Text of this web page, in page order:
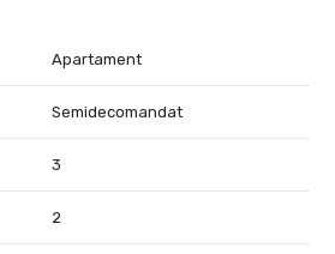
cu living, dining și bucătărie open-space,
mobilată și utilată, cu finisaje premium,
aer condiționat, bucătărie complet
mutare imediată.
Apartament
Semidecomandat
3
2